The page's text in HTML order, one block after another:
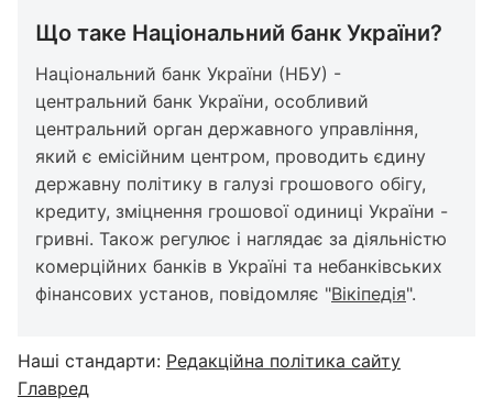
Що таке Національний банк України?
Національний банк України (НБУ) -
центральний банк України, особливий
центральний орган державного управління,
який є емісійним центром, проводить єдину
державну політику в галузі грошового обігу,
кредиту, зміцнення грошової одиниці України -
гривні. Також регулює і наглядає за діяльністю
комерційних банків в Україні та небанківських
фінансових установ, повідомляє "Вікіпедія".
Наші стандарти: Редакційна політика сайту
Главред